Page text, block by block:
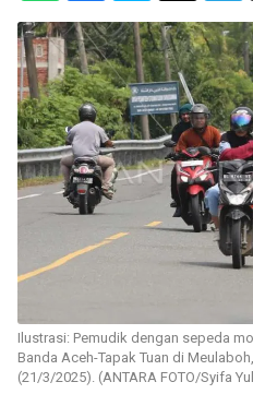
Ilustrasi: Pemudik dengan sepeda
Banda Aceh-Tapak Tuan di
(21/3/2025). (ANTARA FOTO/Syifa